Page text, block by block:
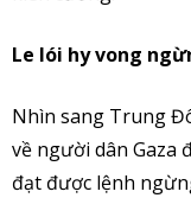
Le lói hy vong
Nhìn sang Trung
về người dân Gaza
đạt được lệnh